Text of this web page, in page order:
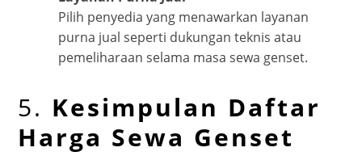
Pilih penyedia yang menawarkan layanan
purna jual seperti dukungan teknis atau
pemeliharaan selama masa sewa genset.
5. Kesimpulan Daftar
Harga Sewa Genset